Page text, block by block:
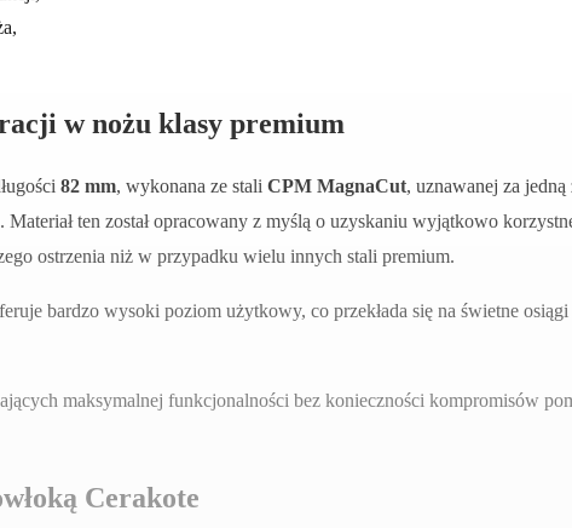
w nożu klasy premium
82 mm, wykonana ze stali CPM MagnaCut, uznawanej za
ten został opracowany z myślą o uzyskaniu wyjątkowo
ostrzenia niż w przypadku wielu innych stali premium.
bardzo wysoki poziom użytkowy, co przekłada się na świetne
maksymalnej funkcjonalności bez konieczności kompromisów
Cerakote